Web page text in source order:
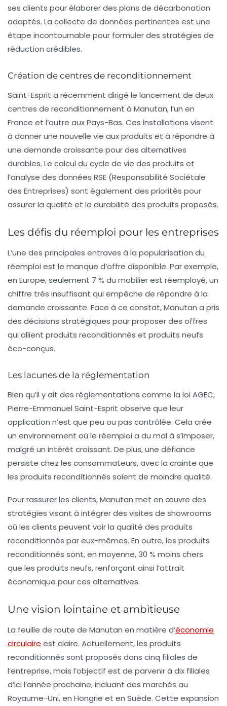
ses clients pour élaborer des plans de décarbonation
adaptés. La collecte de données pertinentes est une
étape incontournable pour formuler des stratégies de
réduction crédibles.
Création de centres de reconditionnement
Saint-Esprit a récemment dirigé le lancement de deux
centres de reconditionnement à Manutan, l’un en
France et l’autre aux Pays-Bas. Ces installations visent
à donner une nouvelle vie aux produits et à répondre à
une demande croissante pour des alternatives
durables. Le calcul du cycle de vie des produits et
l’analyse des données RSE (Responsabilité Sociétale
des Entreprises) sont également des priorités pour
assurer la qualité et la durabilité des produits proposés.
Les défis du réemploi pour les entreprises
L’une des principales entraves à la popularisation du
réemploi est le manque d’offre disponible. Par exemple,
en Europe, seulement 7 % du mobilier est réemployé, un
chiffre très insuffisant qui empêche de répondre à la
demande croissante. Face à ce constat, Manutan a pris
des décisions stratégiques pour proposer des offres
qui allient produits reconditionnés et produits neufs
éco-conçus.
Les lacunes de la réglementation
Bien qu’il y ait des réglementations comme la loi AGEC,
Pierre-Emmanuel Saint-Esprit observe que leur
application n’est que peu ou pas contrôlée. Cela crée
un environnement où le réemploi a du mal à s’imposer,
malgré un intérêt croissant. De plus, une défiance
persiste chez les consommateurs, avec la crainte que
les produits reconditionnés soient de moindre qualité.
Pour rassurer les clients, Manutan met en œuvre des
stratégies visant à intégrer des visites de showrooms
où les clients peuvent voir la qualité des produits
reconditionnés par eux-mêmes. En outre, les produits
reconditionnés sont, en moyenne,30 % moins chers
que les produits neufs, renforçant ainsi l’attrait
économique pour ces alternatives.
Une vision lointaine et ambitieuse
La feuille de route de Manutan en matière d’économie
circulaire est claire. Actuellement, les produits
reconditionnés sont proposés dans cinq filiales de
l’entreprise, mais l’objectif est de parvenir à dix filiales
d’ici l’année prochaine, incluant des marchés au
Royaume-Uni, en Hongrie et en Suède. Cette expansion